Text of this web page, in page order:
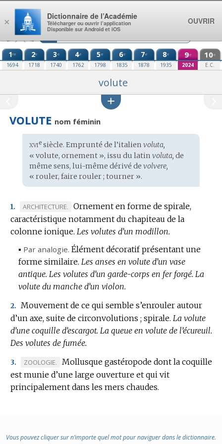
Aller au contenu
1re
1694
2e
1718
3e
1740
4e
1762
5e
1798
6e
1835
7e
1878
8e
1935
9e
2024
10e
E.C.
volute
VOLUTE nom féminin
Étymologie
:
xviesiècle. Emprunté de l’italien voluta,
« volute, ornement », issu du latin voluta, de
même sens, lui-même dérivé de volvere,
« rouler, faire rouler ; tourner ».
1.
MARQUE
DE
DOMAINE
ARCHITECTURE.
Ornement en forme de spirale,
caractéristique notamment du chapiteau de la
colonne ionique. Les volutes d’un modillon.
▪ Par analogie. Élément décoratif présentant une
forme similaire. Les anses en volute d’un vase
antique. Les volutes d’un garde-corps en fer forgé. La
volute du manche d’un violon.
2.
Mouvement de ce qui semble s’enrouler autour
d’un axe, suite de circonvolutions ; spirale. La volute
d’une coquille d’escargot. La queue en volute de l’écureuil.
Des volutes de fumée.
3.
MARQUE
DE
DOMAINE
ZOOLOGIE.
Mollusque gastéropode dont la coquille
est munie d’une large ouverture et qui vit
principalement dans les mers chaudes.
Vous pouvez cliquer sur n’importe quel mot pour naviguer dans le dictionnaire.
×
Dictionnaire de l’Académie
Télécharger ou ouvrir l’application
Disponible sur Android et iOS
OUVRIR